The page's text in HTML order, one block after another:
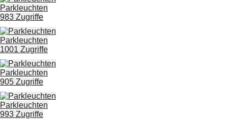
Parkleuchten
983 Zugriffe
Parkleuchten
1001 Zugriffe
Parkleuchten
905 Zugriffe
Parkleuchten
993 Zugriffe